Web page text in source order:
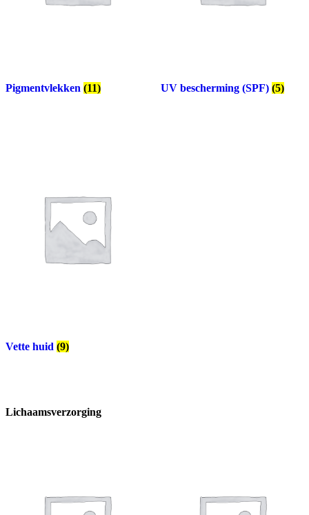
Pigmentvlekken (11) UV bescherming (SPF) (5)
Vette huid (9)
Lichaamsverzorging